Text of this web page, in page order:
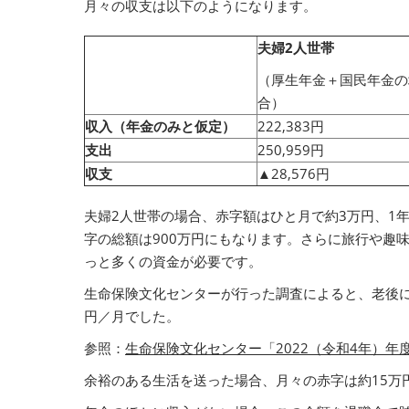
月々の収支は以下のようになります。
夫婦2人世帯
（厚生年金＋国民年金
合）
収入（年金のみと仮定）
222,383円
支出
250,959円
収支
▲28,576円
夫婦2人世帯の場合、赤字額はひと月で約3万円、1
字の総額は900万円にもなります。さらに旅行や趣
っと多くの資金が必要です。
生命保険文化センターが行った調査によると、老
円／月でした。
参照： 生命保険文化センター「2022（令和4年）年
余裕のある生活を送った場合、月々の赤字は約15